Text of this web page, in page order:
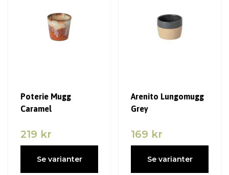
Poterie Mugg
Caramel
219 kr
Se varianter
Arenito Lungomugg
Grey
169 kr
Se varianter